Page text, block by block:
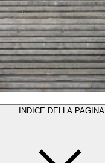
INDICE DELLA PAGINA